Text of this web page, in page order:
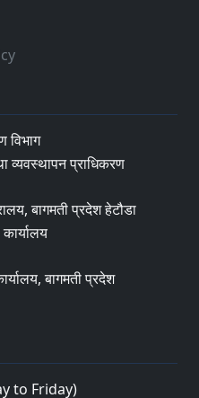
विभाग
व्यवस्थापन प्राधिकरण
बागमती प्रदेश हेटौडा
बागमती प्रदेश
to Friday)